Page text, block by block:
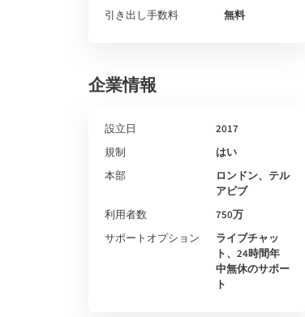
引き出し手数料
無料
企業情報
設立日
2017
規制
はい
本部
ロンドン、テル
アビブ
利用者数
750万
サポートオプション
ライブチャッ
ト、24時間年
中無休のサポー
ト